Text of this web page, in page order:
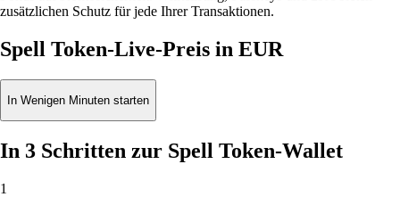
zusätzlichen Schutz für jede Ihrer Transaktionen.
Spell Token-Live-Preis in EUR
In Wenigen Minuten starten
In 3 Schritten zur Spell Token-Wallet
1